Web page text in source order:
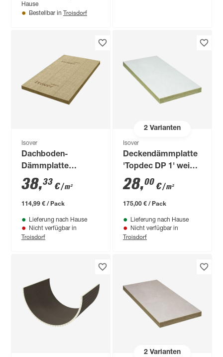
Hause
Bestellbar in Troisdorf
Isover
Dachboden-
Dämmplatte
'Topdec Loft' 6 x
62,5 x 120 cm
38,33 €/ m²
114,99 € / Pack
Lieferung nach Hause
Nicht verfügbar in
Troisdorf
2Varianten
Isover
Deckendämmplatte
'Topdec DP 1' weiß
1250 x 625 x 60 mm
28,00 €/ m²
175,00 € / Pack
Lieferung nach Hause
Nicht verfügbar in
Troisdorf
2Varianten